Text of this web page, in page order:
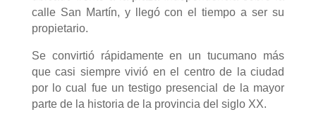
calle San Martín, y llegó con el tiempo a ser su
propietario.
Se convirtió rápidamente en un tucumano más
que casi siempre vivió en el centro de la ciudad
por lo cual fue un testigo presencial de la mayor
parte de la historia de la provincia del siglo XX.